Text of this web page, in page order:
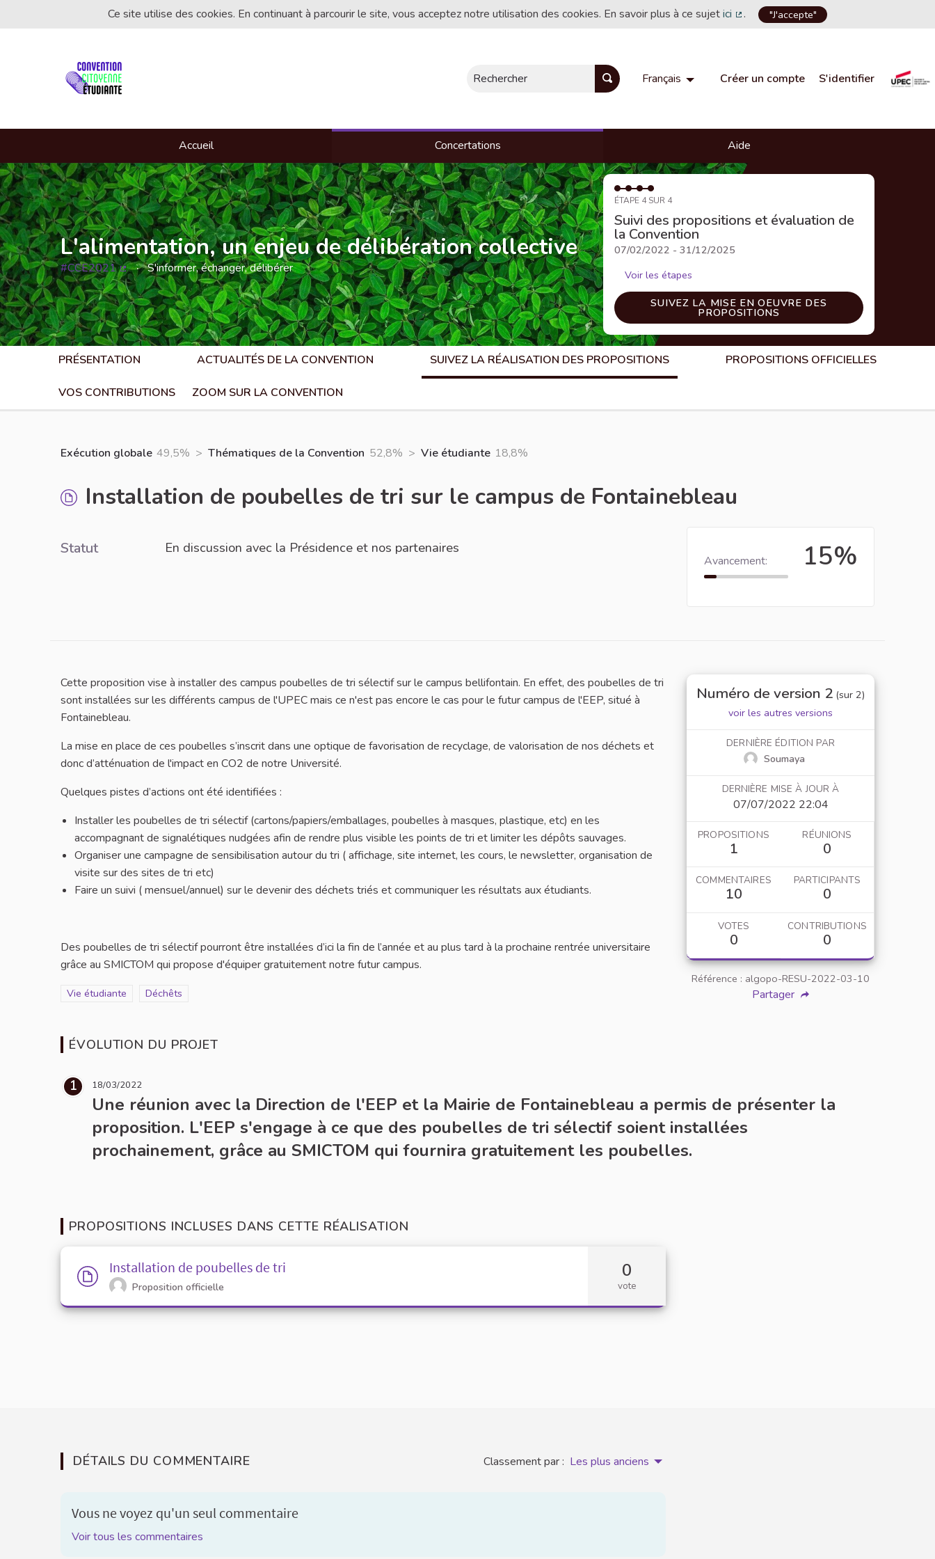
Ce site utilise des cookies. En continuant à parcourir le site, vous acceptez notre utilisation des cookies. En savoir plus à ce sujetici
(Lien externe)
. "J'accepte"
Rechercher Français Choisir la langueChoose language
Créer un compte S'identifier
Accueil Concertations Aide
L'alimentation, un enjeu de délibération collective
#CCE2021
(Lien externe)
S'informer, échanger, délibérer
ÉTAPE 4 SUR 4
Suivi des propositions et évaluation de
la Convention
07/02/2022 - 31/12/2025
Voir les étapes
SUIVEZ LA MISE EN OEUVRE DES
PROPOSITIONS
PRÉSENTATION ACTUALITÉS DE LA CONVENTION SUIVEZ LA RÉALISATION DES PROPOSITIONS PROPOSITIONS OFFICIELLES
VOS CONTRIBUTIONS ZOOM SUR LA CONVENTION
Exécution globale 49,5% > Thématiques de la Convention 52,8% > Vie étudiante 18,8%
Installation de poubelles de tri sur le campus de Fontainebleau
Avancement: 15%
Statut En discussion avec la Présidence et nos partenaires
Cette proposition vise à installer des campus poubelles de tri sélectif sur le campus bellifontain. En effet, des poubelles de tri
sont installées sur les différents campus de l'UPEC mais ce n'est pas encore le cas pour le futur campus de l'EEP, situé à
Fontainebleau.
La mise en place de ces poubelles s’inscrit dans une optique de favorisation de recyclage, de valorisation de nos déchets et
donc d’atténuation de l'impact en CO2 de notre Université.
Quelques pistes d’actions ont été identifiées :
Installer les poubelles de tri sélectif (cartons/papiers/emballages, poubelles à masques, plastique, etc) en les
accompagnant de signalétiques nudgées afin de rendre plus visible les points de tri et limiter les dépôts sauvages.
Organiser une campagne de sensibilisation autour du tri ( affichage, site internet, les cours, le newsletter, organisation de
visite sur des sites de tri etc)
Faire un suivi ( mensuel/annuel) sur le devenir des déchets triés et communiquer les résultats aux étudiants.
Des poubelles de tri sélectif pourront être installées d’ici la fin de l’année et au plus tard à la prochaine rentrée universitaire
grâce au SMICTOM qui propose d'équiper gratuitement notre futur campus.
Filtrer les résultats de la catégorie : Vie étudiante
Vie étudiante Filtrer les résultats pour le secteur : Déchêts
Déchêts
Numéro de version 2 (sur 2)
voir les autres versions
DERNIÈRE ÉDITION PAR
Soumaya
DERNIÈRE MISE À JOUR À
07/07/2022 22:04
PROPOSITIONS
1
RÉUNIONS
0
COMMENTAIRES
10
PARTICIPANTS
0
VOTES
0
CONTRIBUTIONS
0
Référence : algopo-RESU-2022-03-10
Partager
ÉVOLUTION DU PROJET
1 18/03/2022
Une réunion avec la Direction de l'EEP et la Mairie de Fontainebleau a permis de présenter la
proposition. L'EEP s'engage à ce que des poubelles de tri sélectif soient installées
prochainement, grâce au SMICTOM qui fournira gratuitement les poubelles.
PROPOSITIONS INCLUSES DANS CETTE RÉALISATION
Installation de poubelles de tri
Proposition officielle
0
vote
DÉTAILS DU COMMENTAIRE Classement par : Les plus anciens
Vous ne voyez qu'un seul commentaire
Voir tous les commentaires